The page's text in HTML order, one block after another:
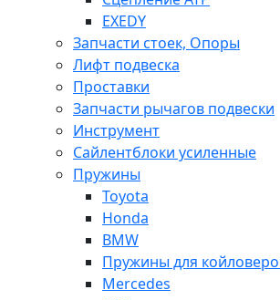
EXEDY
Запчасти стоек, Опоры
Лифт подвеска
Проставки
Запчасти рычагов подвески
Инструмент
Сайлентблоки усиленные
Пружины
Toyota
Honda
BMW
Пружины для
Mercedes